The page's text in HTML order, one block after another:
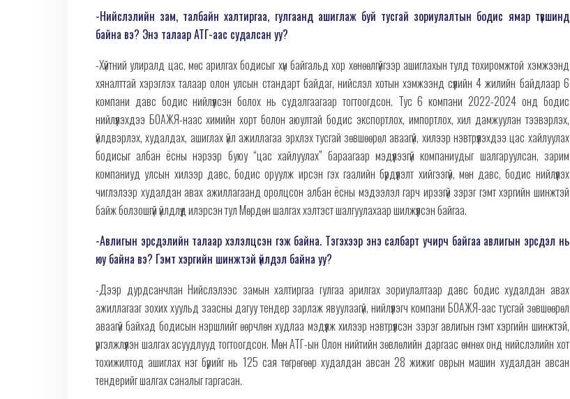
-Нийслэлийн зам, талбайн халтиргаа, гулгаанд ашиглаж буй тусгай зориулалтын бодис ямар түвшинд
байна вэ? Энэ талаар АТГ-аас судалсан уу?
-Хүйтний улиралд цас, мөс арилгах бодисыг хүн байгальд хор хөнөөлгүйгээр ашиглахын тулд тохиромжтой хэмжээнд
хяналттай хэрэглэх талаар олон улсын стандарт байдаг, нийслэл хотын хэмжээнд сүүлийн 4 жилийн байдлаар 6
компани давс бодис нийлүүлсэн болох нь судалгаагаар тогтоогдсон. Тус 6 компани 2022-2024 онд бодис
нийлүүлэхдээ БОАЖЯ-наас химийн хорт болон аюултай бодис экспортлох, импортлох, хил дамжуулан тээвэрлэх,
үйлдвэрлэх, худалдах, ашиглах үйл ажиллагаа эрхлэх тусгай зөвшөөрөл аваагүй, хилээр нэвтрүүлэхдээ цас хайлуулах
бодисыг албан ёсны нэрээр буюу “цас хайлуулах” бараагаар мэдүүлээгүй компаниудыг шалгаруулсан, зарим
компаниуд улсын хилээр давс, бодис оруулж ирсэн гэх гаалийн бүрдүүлэлт хийгээгүй, мөн давс, бодис нийлүүлэх
чиглэлээр худалдан авах ажиллагаанд оролцсон албан ёсны мэдээлэл гарч ирээгүй зэрэг гэмт хэргийн шинжтэй
байж болзошгүй үйлдлүүд илэрсэн тул Мөрдөн шалгах хэлтэст шалгуулахаар шилжүүлсэн байгаа.
-Авлигын эрсдэлийн талаар хэлэлцсэн гэж байна. Тэгэхээр энэ салбарт учирч байгаа авлигын эрсдэл нь
юу байна вэ? Гэмт хэргийн шинжтэй үйлдэл байна уу?
-Дээр дурдсанчлан Нийслэлээс замын халтиргаа гулгаа арилгах зориулалтаар давс бодис худалдан авах
ажиллагааг зохих хуульд заасны дагуу тендер зарлаж явуулаагүй, нийлүүлэгч компани БОАЖЯ-аас тусгай зөвшөөрөл
аваагүй байхад бодисын нэршлийг өөрчлөн худлаа мэдүүлж хилээр нэвтрүүлсэн зэрэг авлигын гэмт хэргийн шинжтэй,
үргэлжлүүлэн шалгах асуудлууд тогтоогдсон. Мөн АТГ-ын Олон нийтийн зөвлөлийн даргаас өмнөх онд нийслэлийн хот
тохижилтод ашиглах нэг бүрийг нь 125 сая төгрөгөөр худалдан авсан 28 жижиг оврын машин худалдан авсан
тендерийг шалгах саналыг гаргасан.